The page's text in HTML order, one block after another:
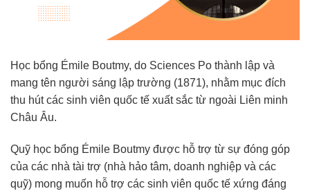
Học bổng Émile Boutmy, do Sciences Po thành lập và
mang tên người sáng lập trường (1871), nhằm mục đích
thu hút các sinh viên quốc tế xuất sắc từ ngoài Liên minh
Châu Âu.
Quỹ học bổng Émile Boutmy được hỗ trợ từ sự đóng góp
của các nhà tài trợ (nhà hảo tâm, doanh nghiệp và các
quỹ) mong muốn hỗ trợ các sinh viên quốc tế xứng đáng